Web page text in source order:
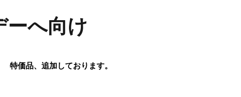
へ向け
特価品、追加しております。